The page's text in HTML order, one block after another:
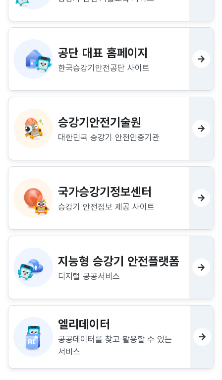
공단 대표 홈페이지
한국승강기안전공단 사이트
→
승강기안전기술원
대한민국 승강기 안전인증기관
→
국가승강기정보센터
승강기 안전정보 제공 사이트
→
지능형 승강기 안전플랫폼
디지털 공공서비스
→
엘리데이터
공공데이터를 찾고 활용할 수 있는
서비스
→